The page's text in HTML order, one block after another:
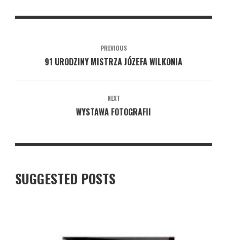
PREVIOUS
91 URODZINY MISTRZA JÓZEFA WILKONIA
NEXT
WYSTAWA FOTOGRAFII
SUGGESTED POSTS